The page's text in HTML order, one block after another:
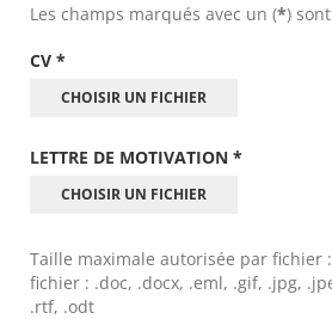
Les champs marqués avec un (*)
CV *
CHOISIR UN FICHIER
LETTRE DE MOTIVATION *
CHOISIR UN FICHIER
Taille maximale autorisée par fichier
fichier : .doc, .docx, .eml, .gif, .jpg,
.rtf, .odt